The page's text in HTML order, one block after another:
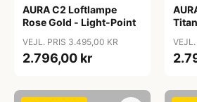
AURA C2 Loftlampe
Rose Gold - Light-Point
VEJL. PRIS 3.495,00 KR
2.796,00 kr